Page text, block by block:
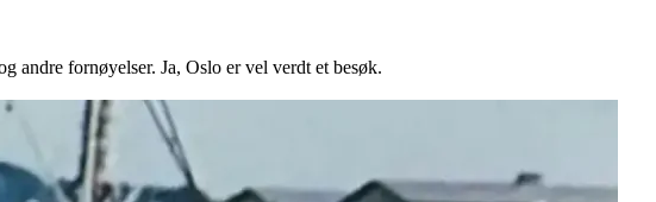
andre fornøyelser. Ja, Oslo er vel verdt et besøk.